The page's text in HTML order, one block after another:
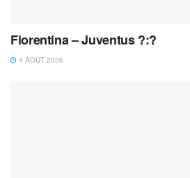
Fiorentina – Juventus ?:?
4 AOÛT 2026